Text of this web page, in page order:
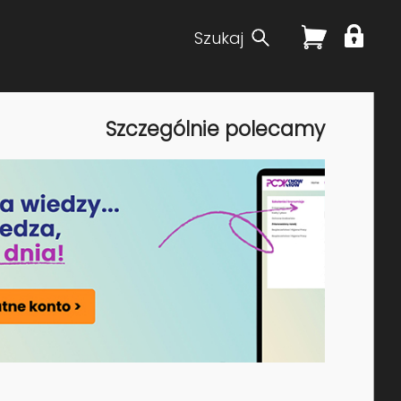
Szczególnie polecamy
Szukaj
Cena za uczestnika:
690,00 PLN (netto)
399 ,00 PLN dla posiadający dostęp
do Platformy PCDK Know How w
więcej >